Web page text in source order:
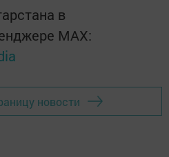
в
MАХ:
новости